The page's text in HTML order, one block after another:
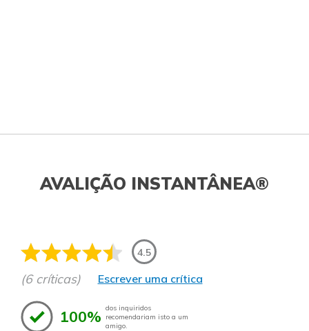
AVALIÇÃO INSTANTÂNEA®
4.5
(6 críticas) Escrever uma crítica
100% dos inquiridos
recomendariam isto a um
amigo.